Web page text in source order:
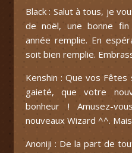
Black : Salut à tous, je
de noël, une bonne fin
année remplie. En
soit bien remplie.
Kenshin : Que vos
gaieté, que votre
bonheur ! Amusez-
nouveaux Wizard ^^.
Anoniji : De la part de